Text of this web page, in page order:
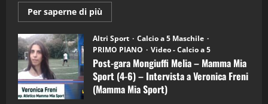
Per saperne di più
informazioni
Post-
gara
Mongiuffi
Melia
–
Mamma
Mia
Sport
Altri Sport
Calcio a 5 Maschile
PRIMO PIANO
Video - Calcio a 5
Post-gara Mongiuffi Melia – Mamma Mia
Sport (4-6) – Intervista a Veronica Freni
(Mamma Mia Sport)
3
"SportEmpire" in Podcast
“SportEmpire” in Podcast: 28^ Puntata
(Martedi 21 Aprile 2026)
21/04/2026